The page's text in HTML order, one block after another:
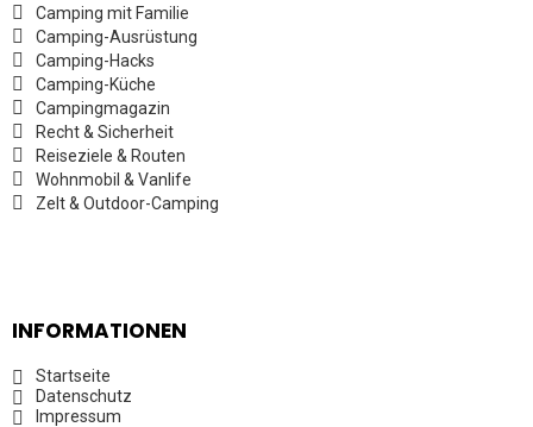
Camping mit Familie
Camping-Ausrüstung
Camping-Hacks
Camping-Küche
Campingmagazin
Recht & Sicherheit
Reiseziele & Routen
Wohnmobil & Vanlife
Zelt & Outdoor-Camping
INFORMATIONEN
Startseite
Datenschutz
Impressum